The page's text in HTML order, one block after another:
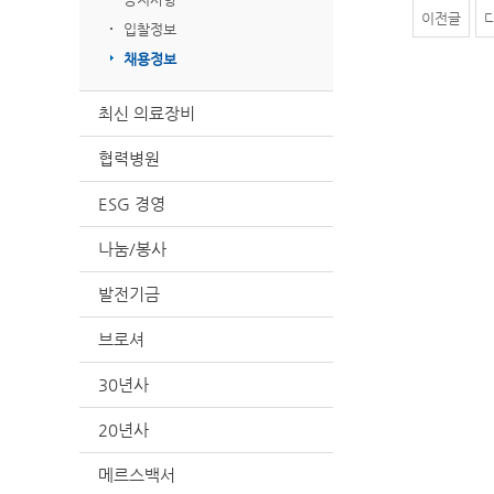
입찰정보
채용정보
최신 의료장비
협력병원
ESG 경영
나눔/봉사
발전기금
브로셔
30년사
20년사
메르스백서
이전글